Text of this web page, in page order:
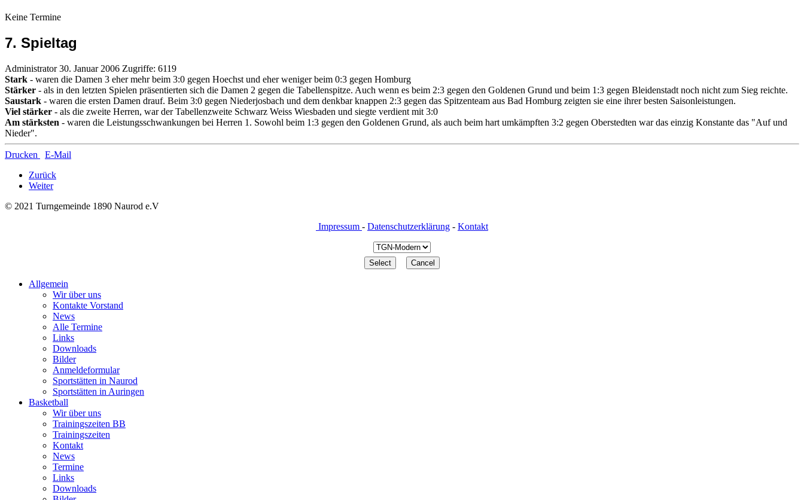
Keine Termine
7. Spieltag
Administrator 30. Januar 2006 Zugriffe: 6119
Stark - waren die Damen 3 eher mehr beim 3:0 gegen Hoechst und eher weniger beim 0:3 gegen Homburg
Stärker - als in den letzten Spielen präsentierten sich die Damen 2 gegen die Tabellenspitze. Auch wenn es beim 2:3 gegen den Goldenen Grund und beim 1:3 gegen Bleidenstadt noch nicht zum Sieg reichte.
Saustark - waren die ersten Damen drauf. Beim 3:0 gegen Niederjosbach und dem denkbar knappen 2:3 gegen das Spitzenteam aus Bad Homburg zeigten sie eine ihrer besten Saisonleistungen.
Viel stärker - als die zweite Herren, war der Tabellenzweite Schwarz Weiss Wiesbaden und siegte verdient mit 3:0
Am stärksten - waren die Leistungsschwankungen bei Herren 1. Sowohl beim 1:3 gegen den Goldenen Grund, als auch beim hart umkämpften 3:2 gegen Oberstedten war das einzig Konstante das "Auf und
Nieder".
Drucken
E-Mail
Zurück
Weiter
© 2021 Turngemeinde 1890 Naurod e.V
Impressum - Datenschutzerklärung - Kontakt
Allgemein
Wir über uns
Kontakte Vorstand
News
Alle Termine
Links
Downloads
Bilder
Anmeldeformular
Sportstätten in Naurod
Sportstätten in Auringen
Basketball
Wir über uns
Trainingszeiten BB
Trainingszeiten
Kontakt
News
Termine
Links
Downloads